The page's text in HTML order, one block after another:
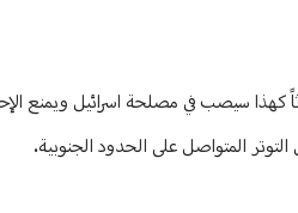
حدثاً كهذا سيصب في مصلحة اسرائيل
المتواصل على الحدود الجنوبية.